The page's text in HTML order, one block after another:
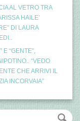
AL VETRO TRA
HAILE’
DI LAURA
E “GENTE”,
“VEDO
CHE ARRIVI IL
INCORVAIA”